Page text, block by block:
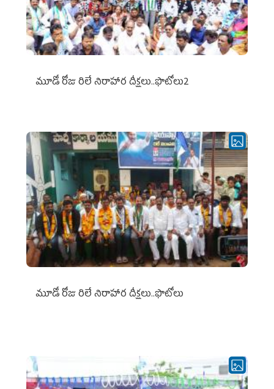
మూడో రోజు రిలే నిరాహార దీక్షలు..ఫొటోలు2
మూడో రోజు రిలే నిరాహార దీక్షలు..ఫొటోలు